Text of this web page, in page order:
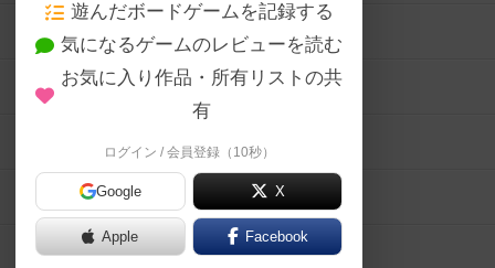
遊んだボードゲームを記録する
気になるゲームのレビューを読む
お気に入り作品・所有リストの共
有
ログイン / 会員登録（10秒）
Google X
Apple Facebook
ボードゲーム会情報
メカニクス特集
掲示板・トピックス
ボドとも・会員一覧
ボードゲーム業界コラム